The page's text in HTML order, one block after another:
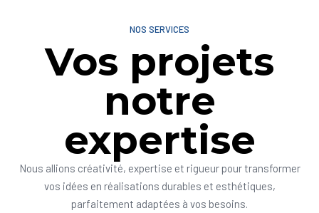
NOS SERVICES
Vos projets
notre
expertise
Nous allions créativité, expertise et rigueur pour transformer
vos idées en réalisations durables et esthétiques,
parfaitement adaptées à vos besoins.